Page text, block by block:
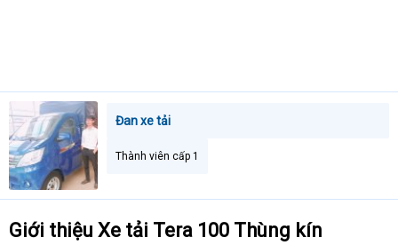
Đan xe tải
Thành viên cấp 1
Giới thiệu Xe tải Tera 100 Thùng kín